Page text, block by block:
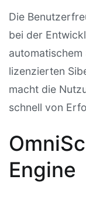
Die
bei der
automatischem
lizenzierten
macht die
schnell von
Engine